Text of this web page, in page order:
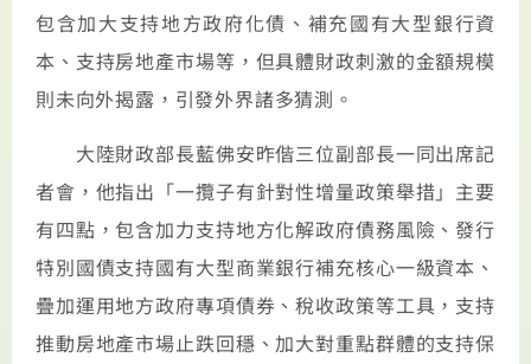
包含加大支持地方政府化債、補充國有大型銀行資
本、支持房地產市場等，但具體財政刺激的金額規模
則未向外揭露，引發外界諸多猜測。
大陸財政部長藍佛安昨偕三位副部長一同出席記
者會，他指出「一攬子有針對性增量政策舉措」主要
有四點，包含加力支持地方化解政府債務風險、發行
特別國債支持國有大型商業銀行補充核心一級資本、
疊加運用地方政府專項債券、稅收政策等工具，支持
推動房地產市場止跌回穩、加大對重點群體的支持保